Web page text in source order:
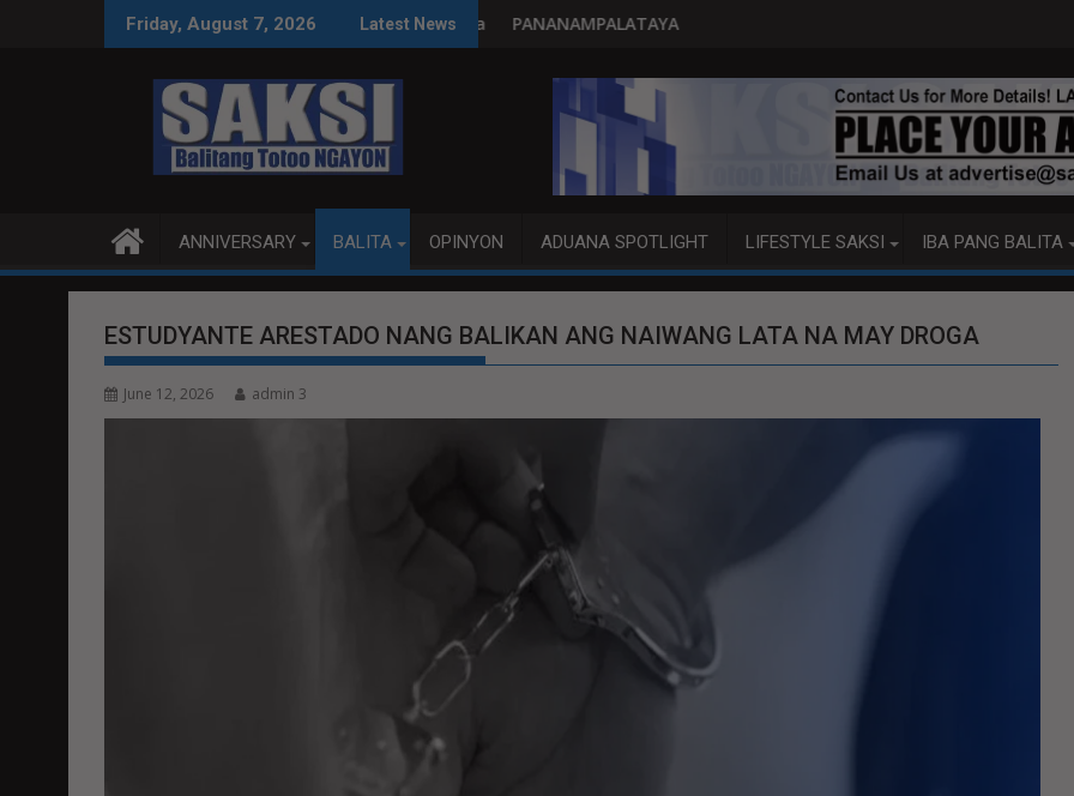
Friday, August 7, 2026 Latest News
tamang paggastos susi sa pag-unladPANANAMPALATAYA
ANNIVERSARY BALITA OPINYON ADUANA SPOTLIGHT LIFESTYLE SAKSI IBA PANG BALITA
ESTUDYANTE ARESTADO NANG BALIKAN ANG NAIWANG LATA NA MAY DROGA
June 12, 2026 admin 3